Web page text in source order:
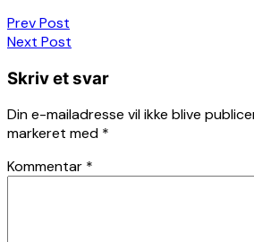
Indlægsnavigation
Prev Post
Next Post
Skriv et svar
Din e-mailadresse vil ikke blive
markeret med *
Kommentar *